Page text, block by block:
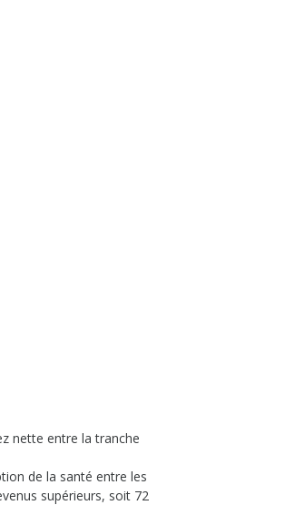
nette entre la tranche
de la santé entre les
supérieurs, soit 72